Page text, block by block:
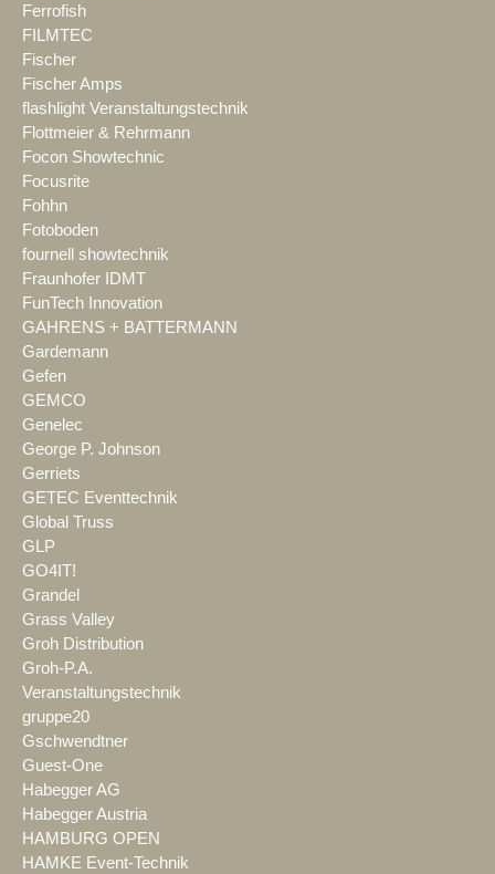
Ferrofish
FILMTEC
Fischer
Fischer Amps
flashlight Veranstaltungstechnik
Flottmeier & Rehrmann
Focon Showtechnic
Focusrite
Fohhn
Fotoboden
fournell showtechnik
Fraunhofer IDMT
FunTech Innovation
GAHRENS + BATTERMANN
Gardemann
Gefen
GEMCO
Genelec
George P. Johnson
Gerriets
GETEC Eventtechnik
Global Truss
GLP
GO4IT!
Grandel
Grass Valley
Groh Distribution
Groh-P.A.
Veranstaltungstechnik
gruppe20
Gschwendtner
Guest-One
Habegger AG
Habegger Austria
HAMBURG OPEN
HAMKE Event-Technik